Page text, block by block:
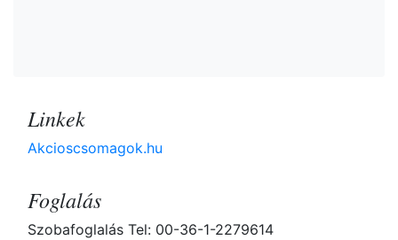
Linkek
Akcioscsomagok.hu
Foglalás
Szobafoglalás Tel: 00-36-1-2279614